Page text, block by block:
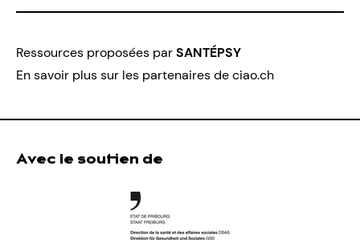
Ressources proposées parSANTÉPSY
En savoir plus sur les partenaires de ciao.ch
Avec le soutien de